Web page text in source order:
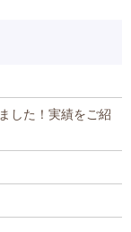
した！実績をご紹